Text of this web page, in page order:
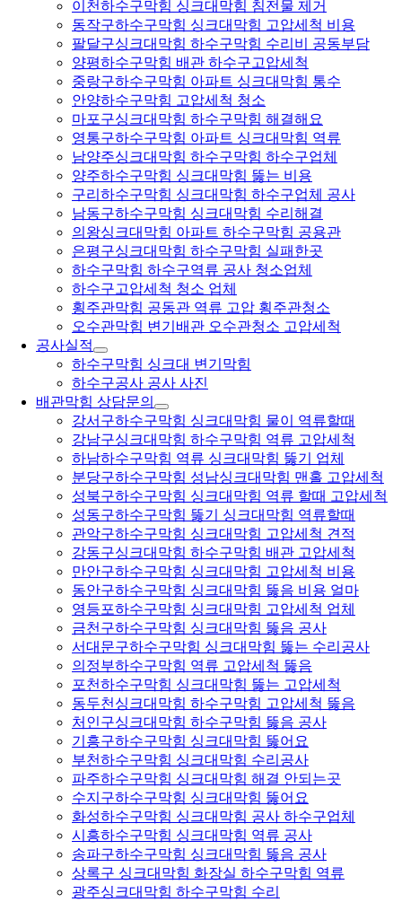
이천하수구막힘 싱크대막힘 침전물 제거
동작구하수구막힘 싱크대막힘 고압세척 비용
팔달구싱크대막힘 하수구막힘 수리비 공동부담
양평하수구막힘 배관 하수구고압세척
중랑구하수구막힘 아파트 싱크대막힘 통수
안양하수구막힘 고압세척 청소
마포구싱크대막힘 하수구막힘 해결해요
영통구하수구막힘 아파트 싱크대막힘 역류
남양주싱크대막힘 하수구막힘 하수구업체
양주하수구막힘 싱크대막힘 뚫는 비용
구리하수구막힘 싱크대막힘 하수구업체 공사
남동구하수구막힘 싱크대막힘 수리해결
의왕싱크대막힘 아파트 하수구막힘 공용관
은평구싱크대막힘 하수구막힘 실패한곳
하수구막힘 하수구역류 공사 청소업체
하수구고압세척 청소 업체
횡주관막힘 공동관 역류 고압 횡주관청소
오수관막힘 변기배관 오수관청소 고압세척
공사실적
하수구막힘 싱크대 변기막힘
하수구공사 공사 사진
배관막힘 상담문의
강서구하수구막힘 싱크대막힘 물이 역류할때
강남구싱크대막힘 하수구막힘 역류 고압세척
하남하수구막힘 역류 싱크대막힘 뚫기 업체
분당구하수구막힘 성남싱크대막힘 맨홀 고압세척
성북구하수구막힘 싱크대막힘 역류 할때 고압세척
성동구하수구막힘 뚫기 싱크대막힘 역류할때
관악구하수구막힘 싱크대막힘 고압세척 견적
강동구싱크대막힘 하수구막힘 배관 고압세척
만안구하수구막힘 싱크대막힘 고압세척 비용
동안구하수구막힘 싱크대막힘 뚫음 비용 얼마
영등포하수구막힘 싱크대막힘 고압세척 업체
금천구하수구막힘 싱크대막힘 뚫음 공사
서대문구하수구막힘 싱크대막힘 뚫는 수리공사
의정부하수구막힘 역류 고압세척 뚫음
포천하수구막힘 싱크대막힘 뚫는 고압세척
동두천싱크대막힘 하수구막힘 고압세척 뚫음
처인구싱크대막힘 하수구막힘 뚫음 공사
기흥구하수구막힘 싱크대막힘 뚫어요
부천하수구막힘 싱크대막힘 수리공사
파주하수구막힘 싱크대막힘 해결 안되는곳
수지구하수구막힘 싱크대막힘 뚫어요
화성하수구막힘 싱크대막힘 공사 하수구업체
시흥하수구막힘 싱크대막힘 역류 공사
송파구하수구막힘 싱크대막힘 뚫음 공사
상록구 싱크대막힘 화장실 하수구막힘 역류
광주싱크대막힘 하수구막힘 수리